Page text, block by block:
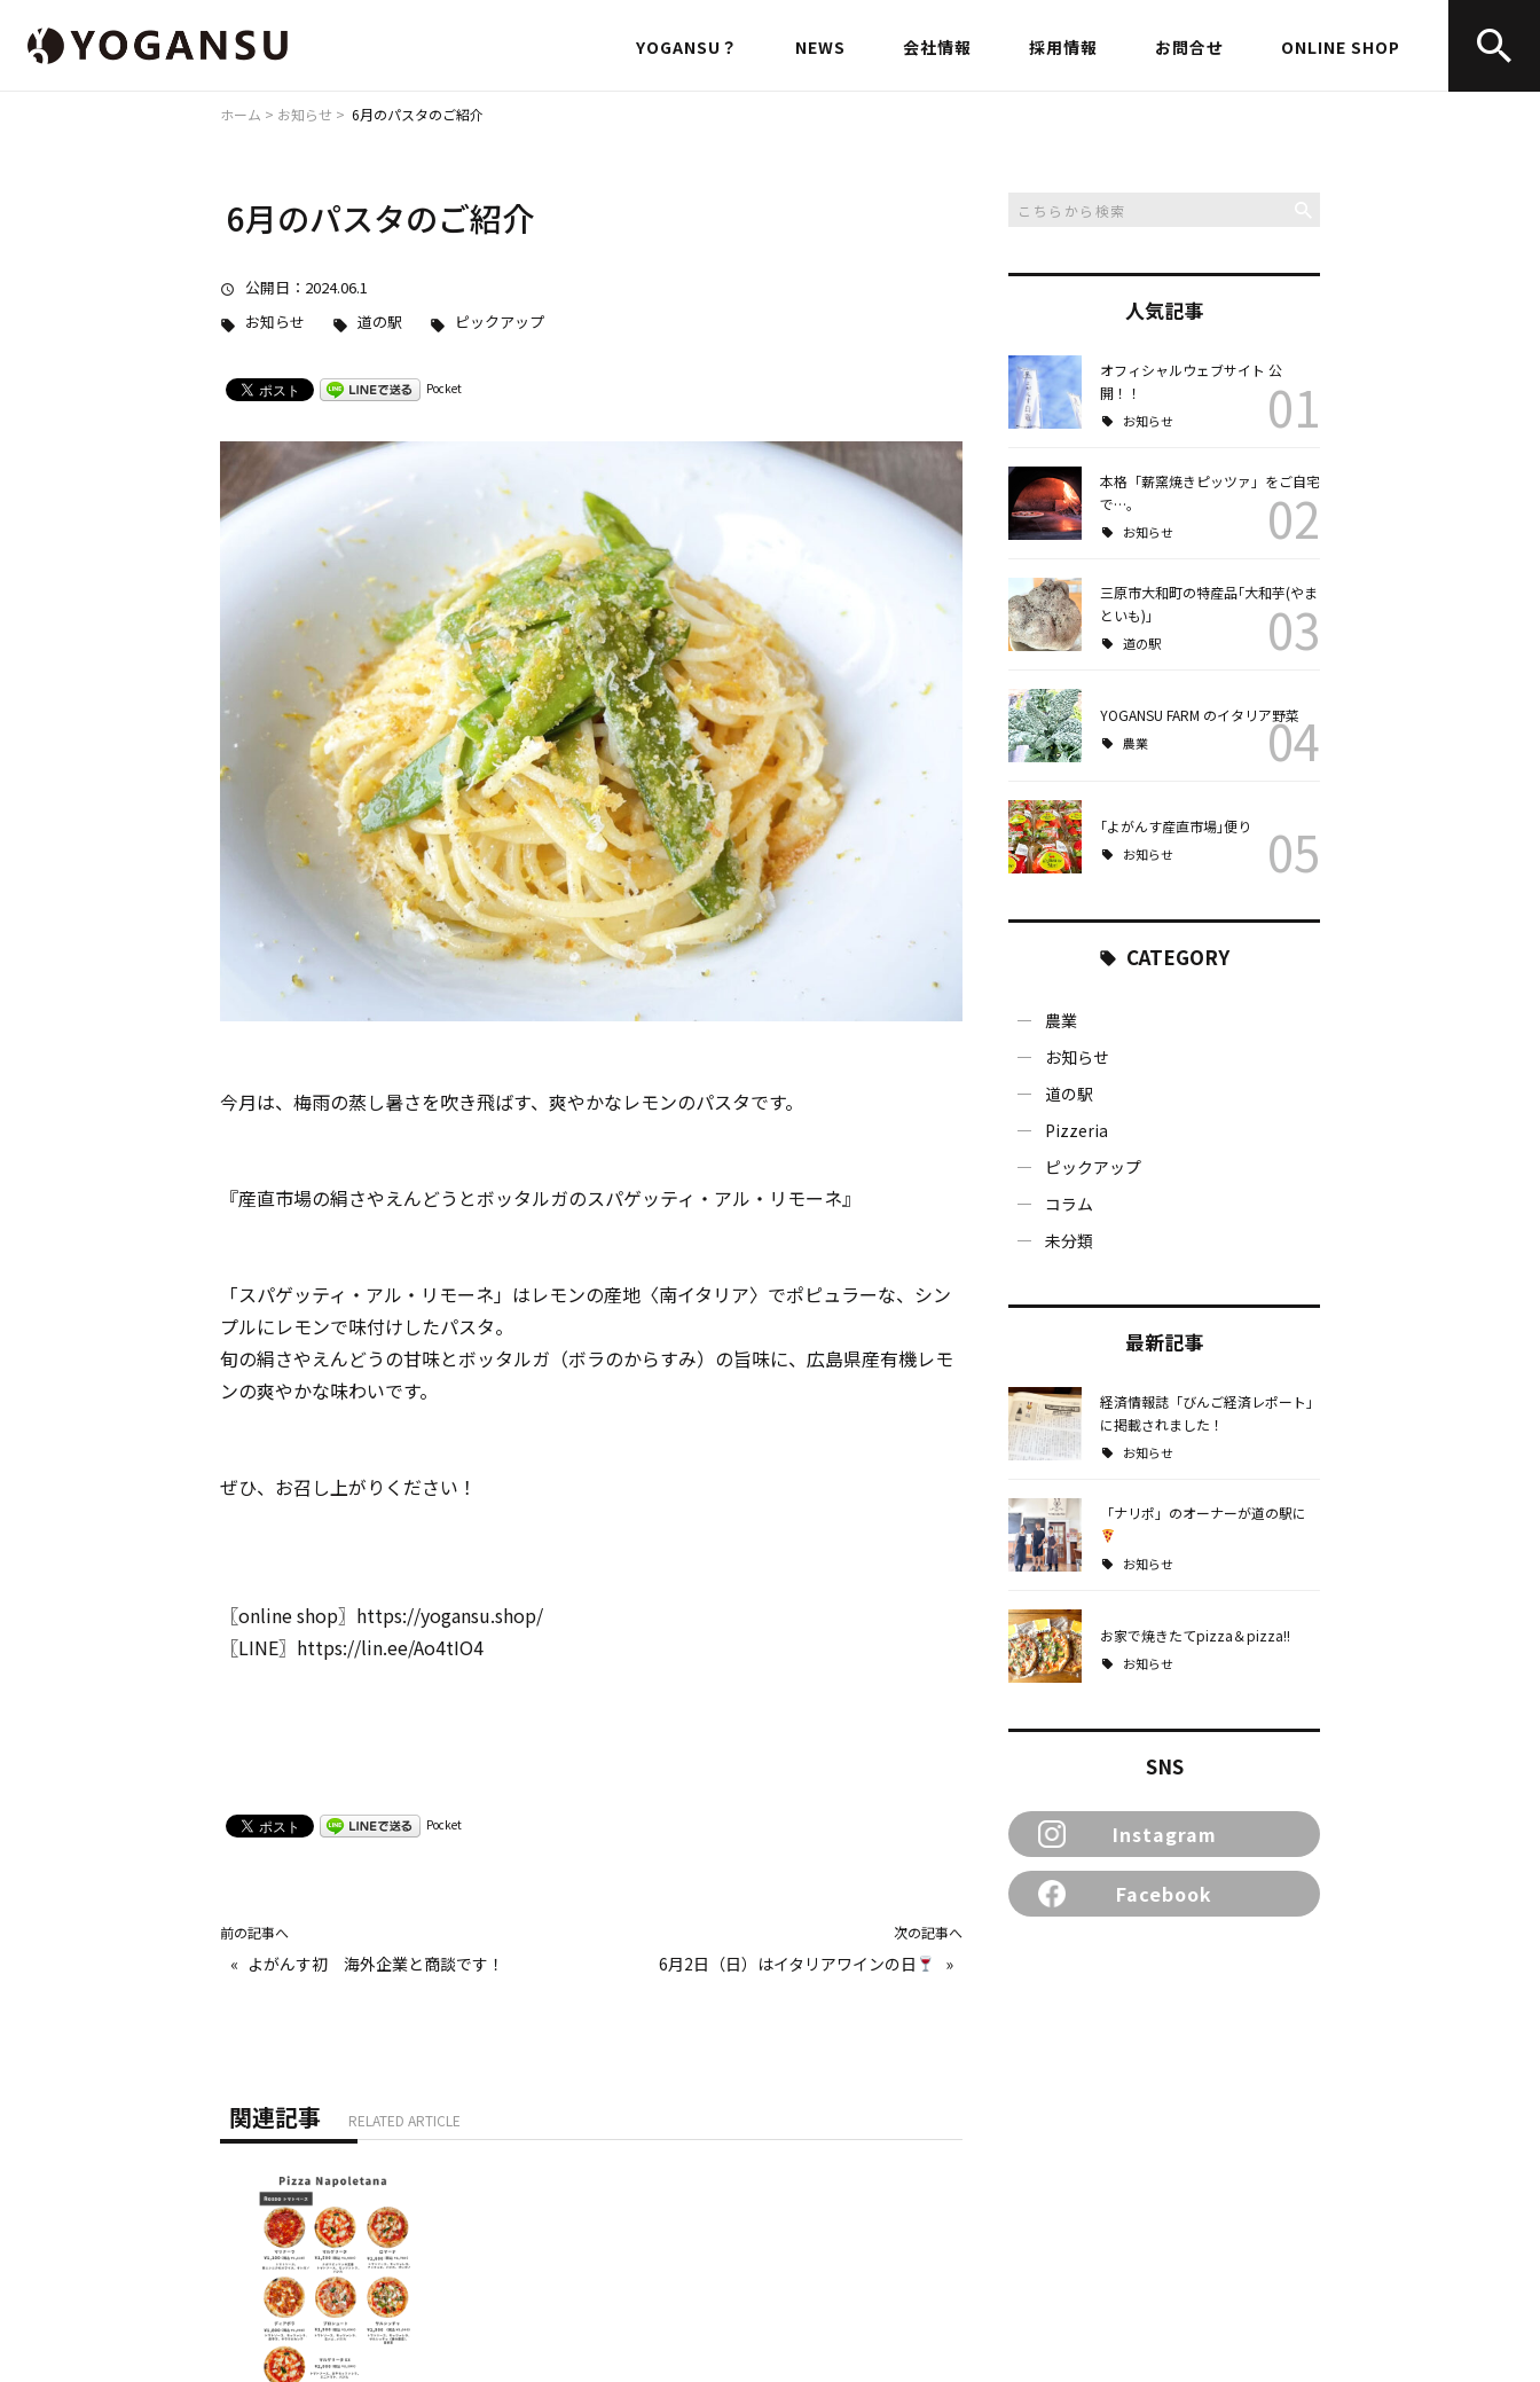
YOGANSU？ NEWS 会社情報 採用情報 お問合せ ONLINE SHOP
ホーム > お知らせ > 6月のパスタのご紹介
6月のパスタのご紹介
公開日 ：2024.06.1
お知らせ
道の駅 ピックアップ
Pocket
今月は、梅雨の蒸し暑さを吹き飛ばす、爽やかなレモンのパスタです。
『産直市場の絹さやえんどうとボッタルガのスパゲッティ・アル・リモーネ』
「スパゲッティ・アル・リモーネ」はレモンの産地〈南イタリア〉でポピュラーな、シン
プルにレモンで味付けしたパスタ。
旬の絹さやえんどうの甘味とボッタルガ（ボラのからすみ）の旨味に、広島県産有機レモ
ンの爽やかな味わいです。
ぜひ、お召し上がりください！
〖online shop〗 https://yogansu.shop/
〖LINE〗 https://lin.ee/Ao4tIO4
Pocket
前の記事へ
« よがんす初 海外企業と商談です！
次の記事へ
6月2日（日）はイタリアワインの日 »
関連記事 RELATED ARTICLE
人気記事
オフィシャルウェブサイト 公
開！！
お知らせ 01
本格「薪窯焼きピッツァ」をご自宅
で…。
お知らせ 02
三原市大和町の特産品｢大和芋(やま
といも)｣
道の駅 03
YOGANSU FARM のイタリア野菜
農業 04
｢よがんす産直市場｣便り
お知らせ 05
CATEGORY
農業
お知らせ
道の駅
Pizzeria
ピックアップ
コラム
未分類
最新記事
経済情報誌「びんご経済レポート」
に掲載されました！
お知らせ
「ナリポ」のオーナーが道の駅に
お知らせ
お家で焼きたてpizza＆pizza!!
お知らせ
SNS
Instagram
Facebook